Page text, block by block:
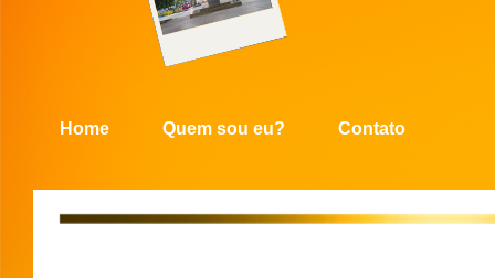
Home Quem sou eu? Contato